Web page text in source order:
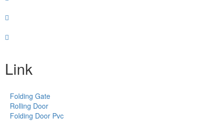
Link
Folding Gate
Rolling Door
Folding Door Pvc